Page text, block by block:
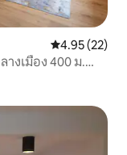
คะแนนเฉลี่ย
4.95 (22)
างเมือง 400 ม.